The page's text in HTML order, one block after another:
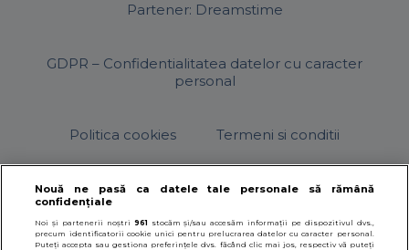
Partener: Dreamstime
GDPR – Confidentialitatea datelor cu caracter
personal
Politica cookies Termeni si conditii
© 2026SfatulParintilor.ro
Nouă ne pasă ca datele tale personale să rămână
confidențiale
Noi și partenerii noștri 961 stocăm și/sau accesăm informații pe dispozitivul dvs.,
precum identificatorii cookie unici pentru prelucrarea datelor cu caracter personal.
Puteți accepta sau gestiona preferințele dvs. făcând clic mai jos, respectiv vă puteți